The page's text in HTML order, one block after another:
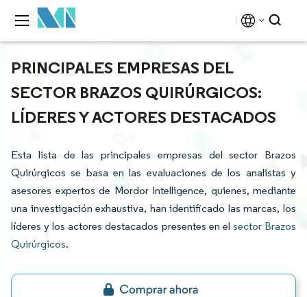
PRINCIPALES EMPRESAS DEL
SECTOR BRAZOS QUIRÚRGICOS:
LÍDERES Y ACTORES DESTACADOS
Esta lista de las principales empresas del sector Brazos
Quirúrgicos se basa en las evaluaciones de los analistas y
asesores expertos de Mordor Intelligence, quienes, mediante
una investigación exhaustiva, han identificado las marcas, los
líderes y los actores destacados presentes en el sector Brazos
Quirúrgicos.